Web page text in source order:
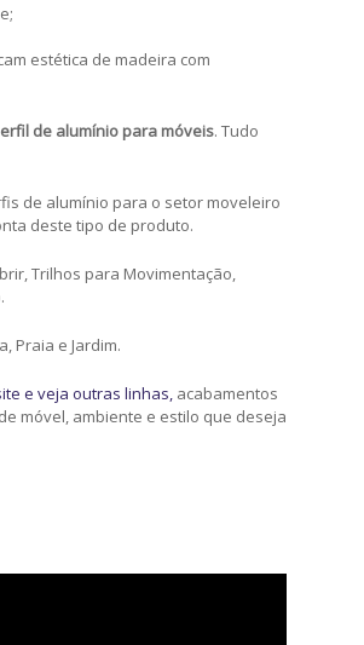
estética de madeira com
de alumínio para móveis. Tudo
de alumínio para o setor moveleiro
deste tipo de produto.
Trilhos para Movimentação,
Praia e Jardim.
e veja outras linhas, acabamentos
móvel, ambiente e estilo que deseja